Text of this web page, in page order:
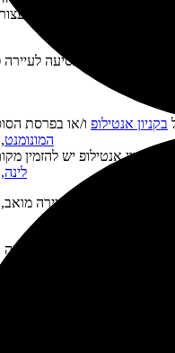
, כדאי גם
בקניון אנטילופ ו/או בפרסת
המונומנט, 2 שעות נסיעה
ונסיעה לעיירה מואב, 3 שעות נסיעה
, שעה
(מחוז אי
(או פעילות אחרת באזור